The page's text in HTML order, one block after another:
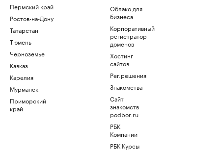
Пермский край
Ростов-на-Дону
Татарстан
Тюмень
Черноземье
Кавказ
Карелия
Мурманск
Приморский
край
Облако для
бизнеса
Корпоративный
регистратор
доменов
Хостинг
сайтов
Рег.решения
Знакомства
Сайт
знакомств
podbor.ru
РБК
Компании
РБК Курсы